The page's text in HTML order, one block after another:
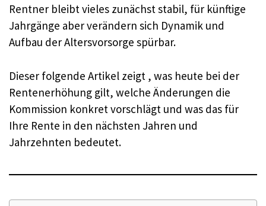
Rentner bleibt vieles zunächst stabil, für künftige
Jahrgänge aber verändern sich Dynamik und
Aufbau der Altersvorsorge spürbar.
Dieser folgende Artikel zeigt , was heute bei der
Rentenerhöhung gilt, welche Änderungen die
Kommission konkret vorschlägt und was das für
Ihre Rente in den nächsten Jahren und
Jahrzehnten bedeutet.